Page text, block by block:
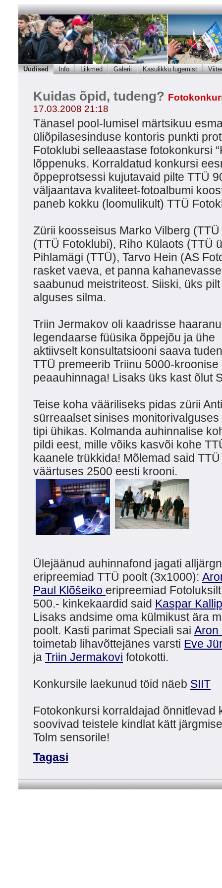
Uudised Info Liikmed Galerii Kasulikku lugemist
Kuidas õpid, tudeng?
17.03.2008 21:18
Tänasel pool-lumisel märtsikuu
üliõpilasesinduse kontoris punkti
Fotoklubi selleaastase fotokonkursi
lõppenuks. Korraldatud konkursi
õppeprotsessi kujutavaid pilte TTÜ
väljaantava kvaliteet-fotoalbumi
paneb kokku (loomulikult) TTÜ
Zürii koosseisus Marko Vilberg
(TTÜ Fotoklubi), Riho Külaots (TTÜ
Pihlamägi (TTÜ), Tarvo Hein (AS
rasket vaeva, et panna
saabunud meistriteost. Siiski, üks
alguses silma.
Triin Jermakov oli kaadrisse
legendaarse füüsika õppejõu ja ühe
aktiivselt konsultatsiooni saava
TTÜ premeerib Triinu 5000-kroonise
peaauhinnaga! Lisaks üks kast õlut
Teise koha vääriliseks pidas zürii
sürreaalset sinises
tipi ühikas. Kolmanda auhinnalise
pildi eest, mille võiks kasvõi kohe
kaanele trükkida! Mõlemad said
väärtuses 2500 eesti krooni.
Ülejäänud auhinnafond jagati
eripreemiad TTÜ poolt (3x1000):
Paul Klõšeiko eripreemiad
500.- kinkekaardid said Kaspar Kallip
Lisaks andsime oma külmikust ära
poolt. Kasti parimat Speciali sai Aron
toimetab lihavõttejänes varsti Eve
ja Triin Jermakovi fotokotti.
Konkursile laekunud töid näeb SIIT
Fotokonkursi korraldajad õnnitlevad
soovivad teistele kindlat kätt
Tolm sensorile!
Tagasi